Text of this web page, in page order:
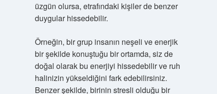
üzgün olursa, etrafındaki kişiler de benzer
duygular hissedebilir.
Örneğin, bir grup insanın neşeli ve enerjik
bir şekilde konuştuğu bir ortamda, siz de
doğal olarak bu enerjiyi hissedebilir ve ruh
halinizin yükseldiğini fark edebilirsiniz.
Benzer şekilde, birinin stresli olduğu bir